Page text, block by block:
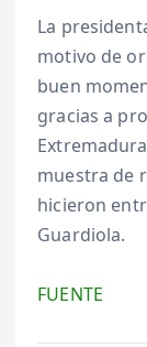
La
motivo de
buen
gracias a
muestra de
hicieron
Guardiola.
FUENTE